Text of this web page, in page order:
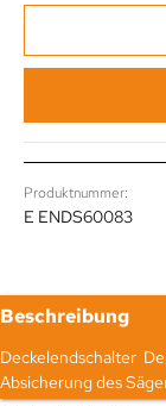
Produktnummer:
E ENDS60083
Beschreibung
Deckelendschalter
Absicherung des